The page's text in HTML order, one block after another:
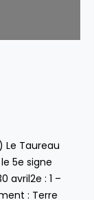
Le Taureau
5e signe
avril2e : 1 –
: Terre